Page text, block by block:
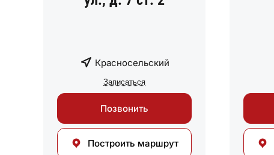
Красносельский
Записаться
Позвонить
Построить маршрут